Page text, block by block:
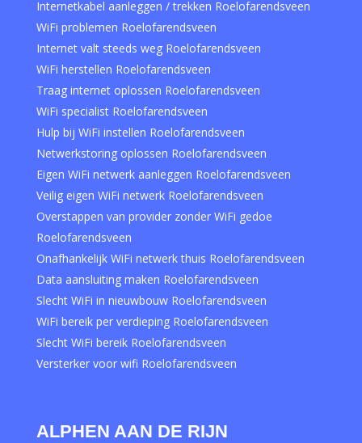
Internetkabel aanleggen / trekken Roelofarendsveen
WiFi problemen Roelofarendsveen
Internet valt steeds weg Roelofarendsveen
WiFi herstellen Roelofarendsveen
Traag internet oplossen Roelofarendsveen
WiFi specialist Roelofarendsveen
Hulp bij WiFi instellen Roelofarendsveen
Netwerkstoring oplossen Roelofarendsveen
Eigen WiFi netwerk aanleggen Roelofarendsveen
Veilig eigen WiFi netwerk Roelofarendsveen
Overstappen van provider zonder WiFi gedoe
Roelofarendsveen
Onafhankelijk WiFi netwerk thuis Roelofarendsveen
Data aansluiting maken Roelofarendsveen
Slecht WiFi in nieuwbouw Roelofarendsveen
WiFi bereik per verdieping Roelofarendsveen
Slecht WiFi bereik Roelofarendsveen
Versterker voor wifi Roelofarendsveen
ALPHEN AAN DE RIJN